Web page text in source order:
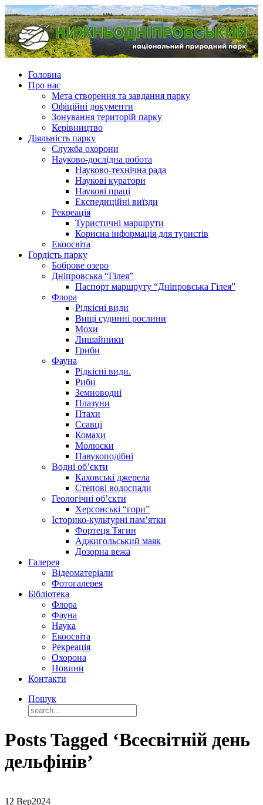
Головна
Про нас
Мета створення та завдання парку
Офіційні документи
Зонування територій парку
Керівництво
Діяльність парку
Служба охорони
Науково-дослідна робота
Науково-технічна рада
Наукові куратори
Наукові праці
Експедиційні виїзди
Рекреація
Туристичні маршрути
Корисна інформація для туристів
Екоосвіта
Гордість парку
Боброве озеро
Дніпровська “Гілея”
Паспорт маршруту “Дніпровська Гілея”
Флора
Рідкісні види
Вищі судинні рослини
Мохи
Лишайники
Гриби
Фауна
Рідкісні види.
Риби
Земноводні
Плазуни
Птахи
Ссавці
Комахи
Молюски
Павукоподібні
Водні об’єкти
Каховські джерела
Степові водоспади
Геологічні об’єкти
Херсонські “гори”
Історико-культурні пам’ятки
Фортеця Тягин
Аджигольський маяк
Дозорна вежа
Галерея
Відеоматеріали
Фотогалерея
Бібліотека
Флора
Фауна
Наука
Екоосвіта
Рекреація
Охорона
Новини
Контакти
Пошук
Posts Tagged ‘Всесвітній день
дельфінів’
12 Вер2024